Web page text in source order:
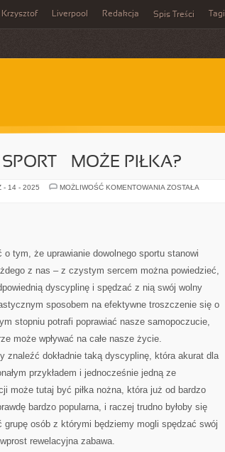
Krzysztof Liverpool Redakcja Spis Treści Tagi
– MOŻE PIŁKA?
- 14 - 2025 MOŻLIWOŚĆ KOMENTOWANIA ZACZNIJ
ZOSTAŁA
tym, że uprawianie dowolnego sportu stanowi
z nas – z czystym sercem można powiedzieć,
dyscyplinę i spędzać z nią swój wolny
sposobem na efektywne troszczenie się o
stopniu potrafi poprawiać nasze samopoczucie,
może wpływać na całe nasze życie.
znaleźć dokładnie taką dyscyplinę, która akurat dla
przykładem i jednocześnie jedną ze
może tutaj być piłka nożna, która już od bardzo
bardzo popularna, i raczej trudno byłoby się
osób z którymi będziemy mogli spędzać swój
rewelacyjna zabawa.